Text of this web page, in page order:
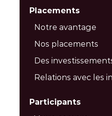
Placements
Notre avantage
Nos placements
Des
Relations avec les
Participants